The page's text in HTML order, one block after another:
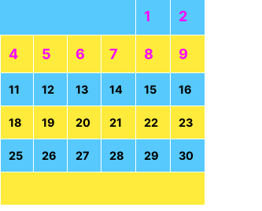
1 2
4 5 6 7 8 9
11 12 13 14 15 16
18 19 20 21 22 23
25 26 27 28 29 30